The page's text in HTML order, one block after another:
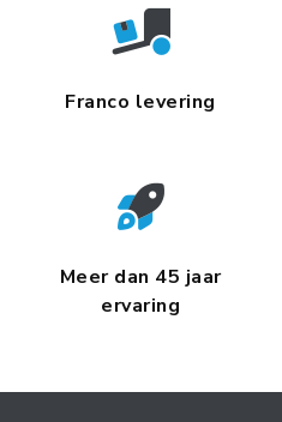
Franco levering
Meer dan 45 jaar
ervaring